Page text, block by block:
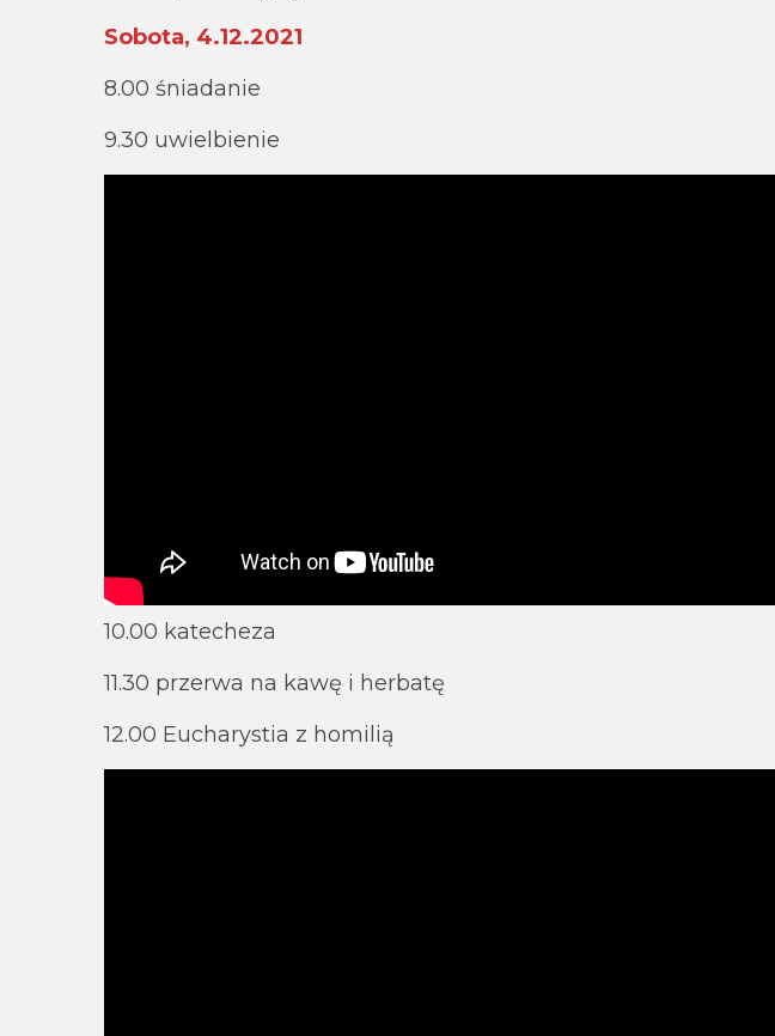
Sobota, 4.12.2021
8.00 śniadanie
9.30 uwielbienie
10.00 katecheza
11.30 przerwa na kawę i herbatę
12.00 Eucharystia z homilią